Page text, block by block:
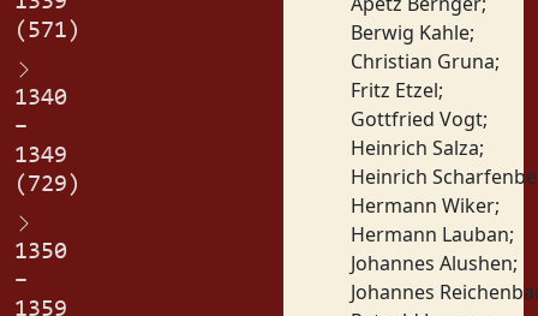
(571)
1340
–
1349
(729)
1350
–
1359
Berwig Kahle;
Christian Gruna;
Fritz Etzel;
Gottfried Vogt;
Heinrich Salza;
Heinrich
Hermann Wiker;
Hermann Lauban;
Johannes Alushen;
Johannes